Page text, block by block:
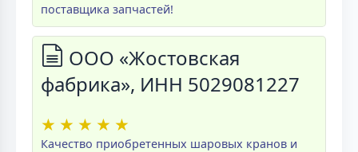
поставщика запчастей!
ООО «Жостовская
фабрика», ИНН 5029081227
★ ★ ★ ★ ★
Качество приобретенных шаровых кранов и